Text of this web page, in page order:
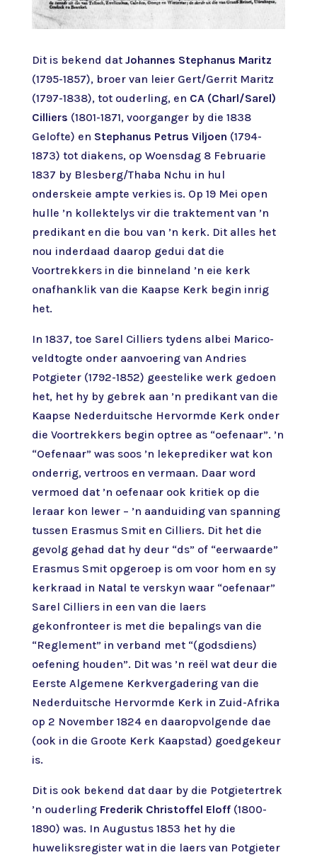
Dit is bekend dat Johannes Stephanus Maritz
(1795-1857), broer van leier Gert/Gerrit Maritz
(1797-1838), tot ouderling, en CA (Charl/Sarel)
Cilliers (1801-1871, voorganger by die 1838
Gelofte) en Stephanus Petrus Viljoen (1794-
1873) tot diakens, op Woensdag 8 Februarie
1837 by Blesberg/Thaba Nchu in hul
onderskeie ampte verkies is. Op 19 Mei open
hulle ’n kollektelys vir die traktement van ’n
predikant en die bou van ’n kerk. Dit alles het
nou inderdaad daarop gedui dat die
Voortrekkers in die binneland ’n eie kerk
onafhanklik van die Kaapse Kerk begin inrig
het.
In 1837, toe Sarel Cilliers tydens albei Marico-
veldtogte onder aanvoering van Andries
Potgieter (1792-1852) geestelike werk gedoen
het, het hy by gebrek aan ’n predikant van die
Kaapse Nederduitsche Hervormde Kerk onder
die Voortrekkers begin optree as “oefenaar”. ’n
“Oefenaar” was soos ’n lekeprediker wat kon
onderrig, vertroos en vermaan. Daar word
vermoed dat ’n oefenaar ook kritiek op die
leraar kon lewer – ’n aanduiding van spanning
tussen Erasmus Smit en Cilliers. Dit het die
gevolg gehad dat hy deur “ds” of “eerwaarde”
Erasmus Smit opgeroep is om voor hom en sy
kerkraad in Natal te verskyn waar “oefenaar”
Sarel Cilliers in een van die laers
gekonfronteer is met die bepalings van die
“Reglement” in verband met “(godsdiens)
oefening houden”. Dit was ’n reël wat deur die
Eerste Algemene Kerkvergadering van die
Nederduitsche Hervormde Kerk in Zuid-Afrika
op 2 November 1824 en daaropvolgende dae
(ook in die Groote Kerk Kaapstad) goedgekeur
is.
Dit is ook bekend dat daar by die Potgietertrek
’n ouderling Frederik Christoffel Eloff (1800-
1890) was. In Augustus 1853 het hy die
huweliksregister wat in die laers van Potgieter